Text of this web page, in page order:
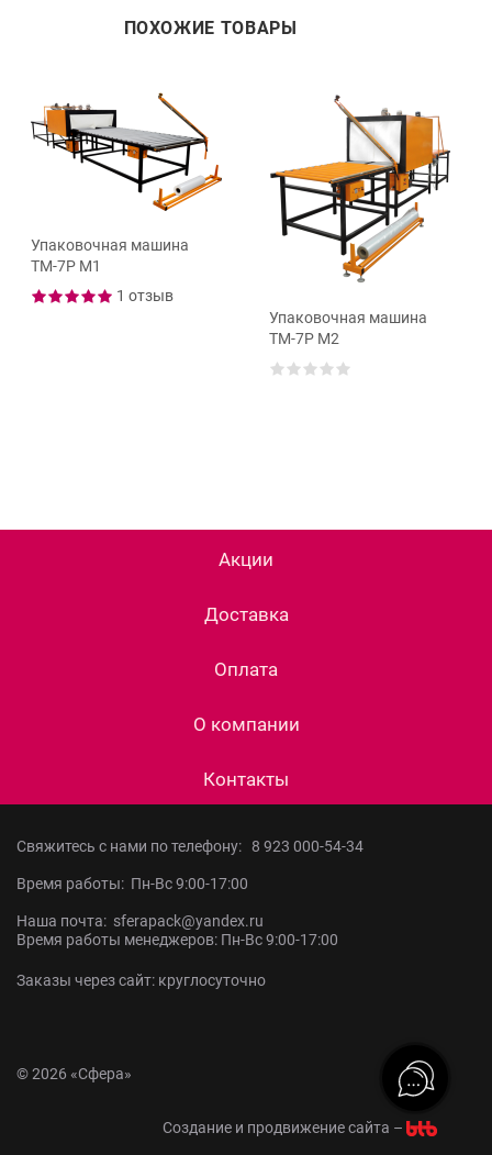
ПОХОЖИЕ ТОВАРЫ
Упаковочная машина
ТМ-7Р М1
1 отзыв
Упаковочная машина
ТМ-7Р М2
Акции
Доставка
Оплата
О компании
Контакты
Свяжитесь с нами по телефону: 8 923 000-54-34
Время работы: Пн-Вс 9:00-17:00
Наша почта: sferapack@yandex.ru
Время работы менеджеров: Пн-Вс 9:00-17:00
Заказы через сайт: круглосуточно
© 2026 «Сфера»
Создание и продвижение сайта –